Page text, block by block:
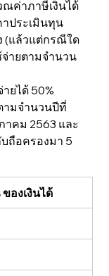
ค่าภาษีเงินได้
ประเมินทุน
(แล้วแต่กรณีใด
จ่ายตามจำนวน
ยได้ 50%
ามจำนวนปีที่
าคม 2563 และ
ถือครองมา 5
ของเงินได้